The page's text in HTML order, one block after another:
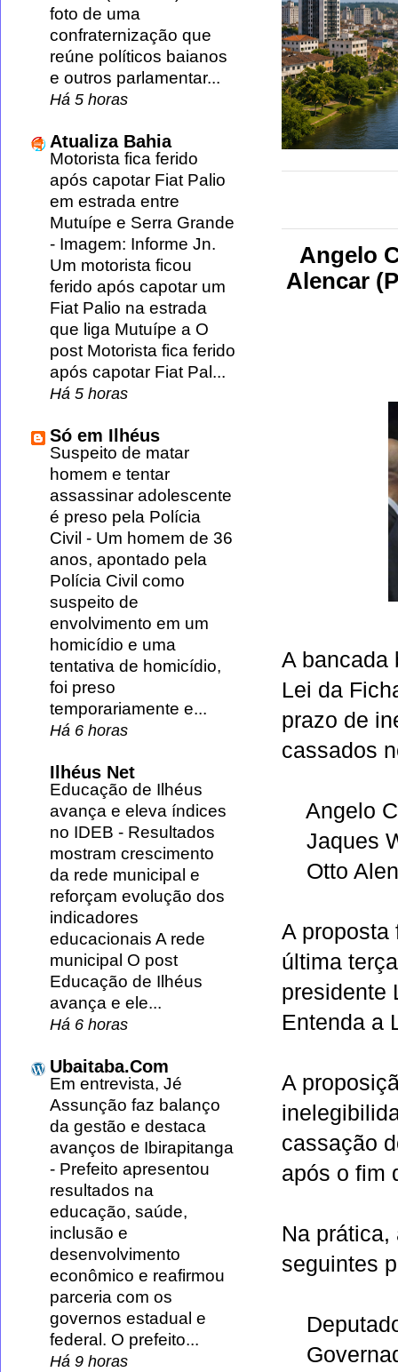
Angelo
Alencar
A bancada
Lei da
prazo de
cassados
Angelo
Jaques
Otto
A proposta
última
presidente
Entenda a
A
cassação
após o fim
Na
seguintes
foto de uma
confraternização que
reúne políticos baianos
e outros parlamentar...
Há 5 horas
Atualiza Bahia
Motorista fica ferido
após capotar Fiat Palio
em estrada entre
Mutuípe e Serra Grande
- Imagem: Informe Jn.
Um motorista ficou
ferido após capotar um
Fiat Palio na estrada
que liga Mutuípe a O
post Motorista fica ferido
após capotar Fiat Pal...
Há 5 horas
Só em Ilhéus
Suspeito de matar
homem e tentar
assassinar adolescente
é preso pela Polícia
Civil - Um homem de 36
anos, apontado pela
Polícia Civil como
suspeito de
envolvimento em um
homicídio e uma
tentativa de homicídio,
foi preso
temporariamente e...
Há 6 horas
Ilhéus Net
Educação de Ilhéus
avança e eleva índices
no IDEB - Resultados
mostram crescimento
da rede municipal e
reforçam evolução dos
indicadores
educacionais A rede
municipal O post
Educação de Ilhéus
avança e ele...
Há 6 horas
Ubaitaba.Com
Em entrevista, Jé
Assunção faz balanço
da gestão e destaca
avanços de Ibirapitanga
- Prefeito apresentou
resultados na
educação, saúde,
inclusão e
desenvolvimento
econômico e reafirmou
parceria com os
governos estadual e
federal. O prefeito...
Há 9 horas